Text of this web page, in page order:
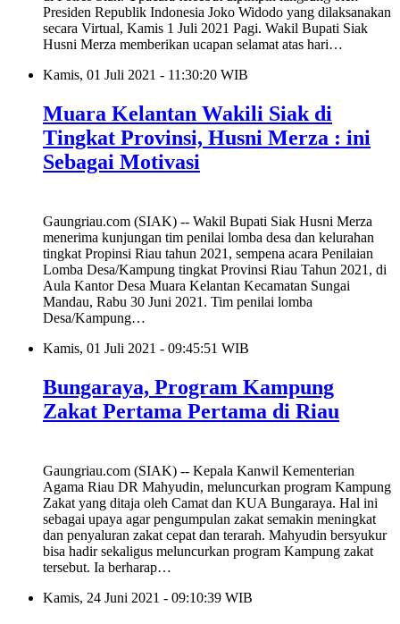
Presiden Republik Indonesia Joko Widodo yang dilaksanakan
secara Virtual, Kamis 1 Juli 2021 Pagi. Wakil Bupati Siak
Husni Merza memberikan ucapan selamat atas hari…
Kamis, 01 Juli 2021 - 11:30:20 WIB
Muara Kelantan Wakili Siak di
Tingkat Provinsi, Husni Merza : ini
Sebagai Motivasi
Gaungriau.com (SIAK) -- Wakil Bupati Siak Husni Merza
menerima kunjungan tim penilai lomba desa dan kelurahan
tingkat Propinsi Riau tahun 2021, sempena acara Penilaian
Lomba Desa/Kampung tingkat Provinsi Riau Tahun 2021, di
Aula Kantor Desa Muara Kelantan Kecamatan Sungai
Mandau, Rabu 30 Juni 2021. Tim penilai lomba
Desa/Kampung…
Kamis, 01 Juli 2021 - 09:45:51 WIB
Bungaraya, Program Kampung
Zakat Pertama Pertama di Riau
Gaungriau.com (SIAK) -- Kepala Kanwil Kementerian
Agama Riau DR Mahyudin, meluncurkan program Kampung
Zakat yang ditaja oleh Camat dan KUA Bungaraya. Hal ini
sebagai upaya agar pengumpulan zakat semakin meningkat
dan penyaluran zakat cepat dan terarah. Mahyudin bersyukur
bisa hadir sekaligus meluncurkan program Kampung zakat
tersebut. Ia berharap…
Kamis, 24 Juni 2021 - 09:10:39 WIB